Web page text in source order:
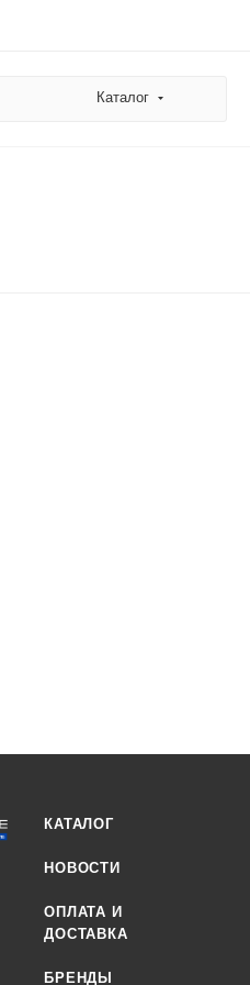
Каталог
КАТАЛОГ
НОВОСТИ
ОПЛАТА И
ДОСТАВКА
БРЕНДЫ